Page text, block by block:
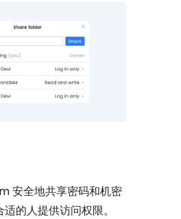
安全地共享密码和机密
的人提供访问权限。